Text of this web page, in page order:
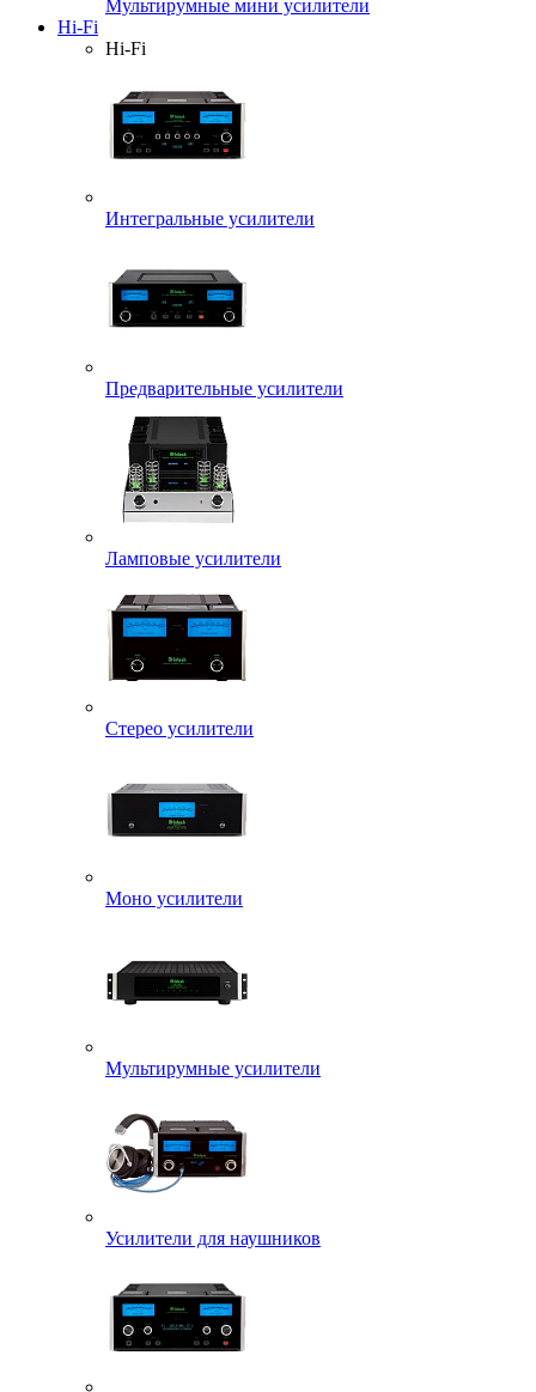
Мультирумные мини усилители
Hi-Fi
Hi-Fi
Интегральные усилители
Предварительные усилители
Ламповые усилители
Стерео усилители
Моно усилители
Мультирумные усилители
Усилители для наушников